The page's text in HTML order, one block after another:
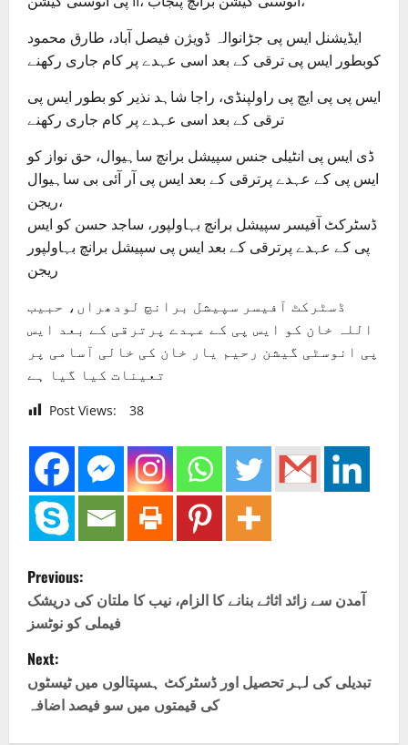
ایڈیشنل ایس پی جڑانوالہ ڈویژن فیصل آباد، طارق محمود
کوبطور ایس پی ترقی کے بعد اسی عہدے پر کام جاری رکھنے
ایس پی پی ایچ پی راولپنڈی، راجا شاہد نذیر کو بطور ایس پی
ترقی کے بعد اسی عہدے پر کام جاری رکھنے
ڈی ایس پی انٹیلی جنس سپیشل برانچ ساہیوال، حق نواز کو
ایس پی کے عہدے پرترقی کے بعد ایس پی آر آئی بی ساہیوال
ریجن،
ڈسٹرکٹ آفیسر سپیشل برانچ بہاولپور، ساجد حسن کو ایس
پی کے عہدے پرترقی کے بعد ایس پی سپیشل برانچ بہاولپور
ریجن
ڈسٹرکٹ آفیسر سپیشل برانچ لودھراں، حبیب
اللہ خان کو ایس پی کے عہدے پرترقی کے بعد ایس
پی انوسٹی گیشن رحیم یار خان کی خالی آسامی پر
تعینات کیا گیا ہے
Post Views: 38
P
o
s
t
n
Previous:
آمدن سے زائد اثاثے بنانے کا الزام، نیب کا ملتان کی دریشک
فیملی کو نوٹسز
Next:
تبدیلی کی لہر تحصیل اور ڈسٹرکٹ ہسپتالوں میں ٹیسٹوں
کی قیمتوں میں سو فیصد اضافہ